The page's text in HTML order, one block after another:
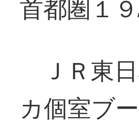
首都圏１
ＪＲ東
カ個室ブ